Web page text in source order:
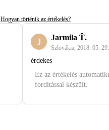
Hogyan történik az értékelés?
J Jarmila Ť.
Szlovákia 2018. 05. 29.
érdekes
Ez az értékelés
fordítással készült.